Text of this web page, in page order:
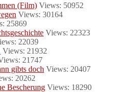
(Film) Views: 50952
Views: 30164
25869
Views: 22323
22039
Views: 21932
21747
gibts doch Views: 20407
20262
Bescherung Views: 18290